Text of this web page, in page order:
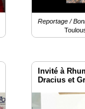
Reportage /
Invité à
Dracius et